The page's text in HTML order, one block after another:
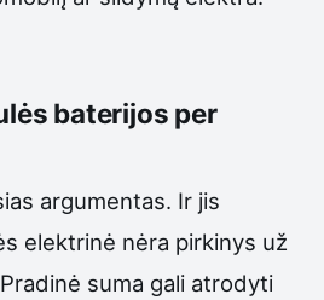
baterijos per
argumentas. Ir jis
elektrinė nėra pirkinys už
suma gali atrodyti